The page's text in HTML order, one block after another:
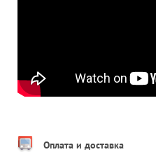
Оплата и доставка